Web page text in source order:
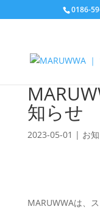
0186-
知らせ
2023-05-01 | お
MARUWWAは、